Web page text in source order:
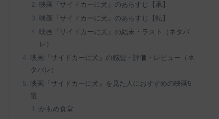
映画『サイドカーに犬』のあらすじ【承】
映画『サイドカーに犬』のあらすじ【転】
映画『サイドカーに犬』の結末・ラスト（ネタバ
レ）
映画『サイドカーに犬』の感想・評価・レビュー（ネ
タバレ）
映画『サイドカーに犬』を見た人におすすめの映画5
選
かもめ食堂